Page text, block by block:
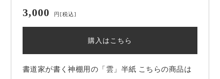
3,000 円[税込]
購入はこちら
書道家が書く神棚用の「雲」半紙 こちらの商品は